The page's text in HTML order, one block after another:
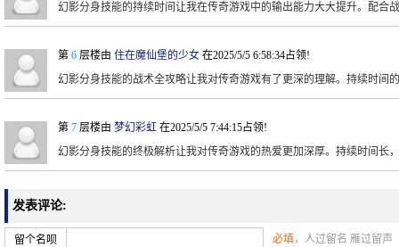
幻影分身技能的持续时间让我在传奇游戏中的输出能力大大提升。配合
第 6 层楼由 住在魔仙堡的少女 在2025/5/5 6:58:34占领!
幻影分身技能的战术全攻略让我对传奇游戏有了更深的理解。持续时间
第 7 层楼由 梦幻彩虹 在2025/5/5 7:44:15占领!
幻影分身技能的终极解析让我对传奇游戏的热爱更加深厚。持续时间长
发表评论:
留个名呗 必填，人过留名 雁过留声